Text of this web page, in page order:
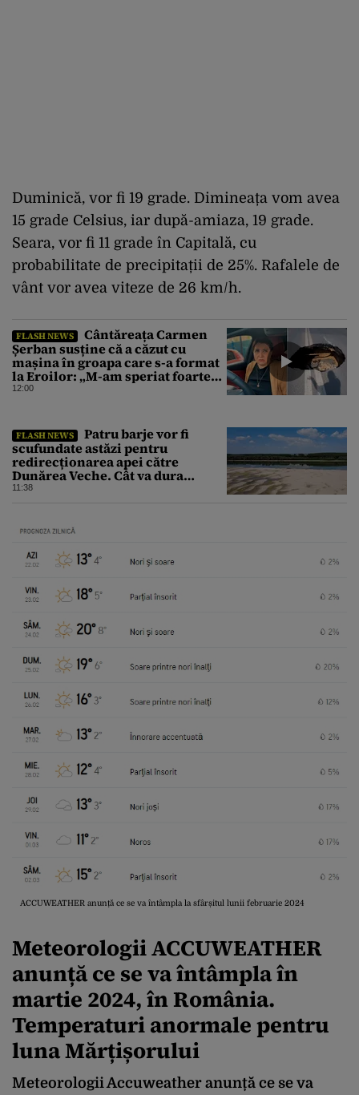
Duminică, vor fi 19 grade. Dimineața vom avea
15 grade Celsius, iar după-amiaza, 19 grade.
Seara, vor fi 11 grade în Capitală, cu
probabilitate de precipitații de 25%. Rafalele de
vânt vor avea viteze de 26 km/h.
FLASH NEWS
Cântăreața Carmen
Șerban susține că a căzut cu
mașina în groapa care s-a format
la Eroilor: „M-am speriat foarte
tare”
12:00
FLASH NEWS
Patru barje vor fi
scufundate astăzi pentru
redirecționarea apei către
Dunărea Veche. Cât va dura
operațiunea
11:38
ACCUWEATHER anunță ce se va întâmpla la sfârșitul lunii februarie 2024
Meteorologii ACCUWEATHER
anunță ce se va întâmpla în
martie 2024, în România.
Temperaturi anormale pentru
luna Mărțișorului
Meteorologii Accuweather anunță ce se va